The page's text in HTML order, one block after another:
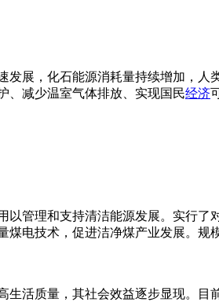
发展，化石能源消耗量持续增加，人
、减少温室气体排放、实现国民经济
管理和支持清洁能源发展。实行
电技术，促进洁净煤产业发展。规
活质量，其社会效益逐步显现。